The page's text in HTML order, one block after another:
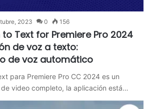
2023 0 156
Text for Premiere Pro 2024
de voz a texto:
de voz automático
para Premiere Pro CC 2024 es un
video completo, la aplicación está…